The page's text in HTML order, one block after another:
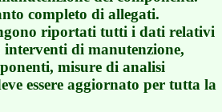
completo di allegati.
riportati tutti i dati relativi
interventi di manutenzione,
misure di analisi
essere aggiornato per tutta la